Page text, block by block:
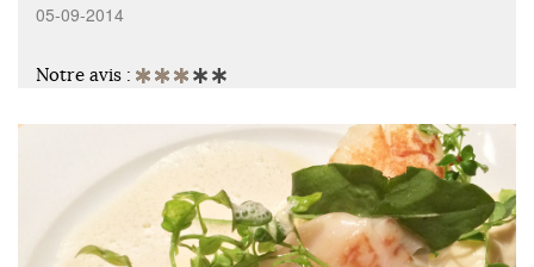
05-09-2014
Notre avis :